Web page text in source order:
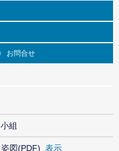
お問合せ
小組
姿図(PDF)